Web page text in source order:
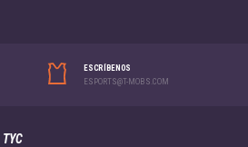
ESCRÍBENOS
ESPORTS@T-MOBS.COM
TYC